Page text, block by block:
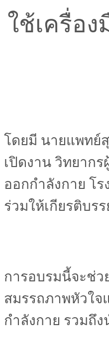
ใช้เครื่อ
โดยมี นายแพทย์
เปิดงาน วิทยาก
ออกกำลังกาย โร
ร่วมให้เกียรติบรร
การอบรมนี้จะช่ว
สมรรถภาพหัวใ
กำลังกาย รวมถึ